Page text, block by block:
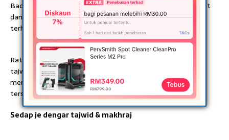
Bacaan 10 ayat terawal itu mengundang perhatian peminat
dan pengikutnya bagi memberikan pelbagai komen positif
terhadap alunan merdu ayat al-Quran berkenaan.
Rata-rata memuji kemerduan suara Alif dimana bacaan
tajwid serta makrajnya hampir sempurna selain dapat
memberi ketenangan jiwa setelah mendengar alunan
tersebut.
Sedap je dengar tajwid & makhraj